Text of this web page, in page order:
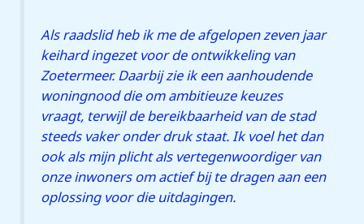
Als raadslid heb ik me de afgelopen zeven jaar
keihard ingezet voor de ontwikkeling van
Zoetermeer. Daarbij zie ik een aanhoudende
woningnood die om ambitieuze keuzes
vraagt, terwijl de bereikbaarheid van de stad
steeds vaker onder druk staat. Ik voel het dan
ook als mijn plicht als vertegenwoordiger van
onze inwoners om actief bij te dragen aan een
oplossing voor die uitdagingen.